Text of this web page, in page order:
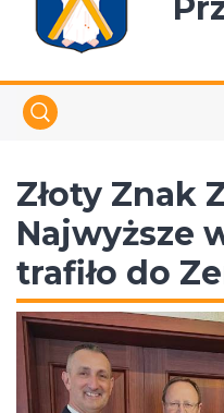
Złoty Znak
Najwyższe
trafiło do